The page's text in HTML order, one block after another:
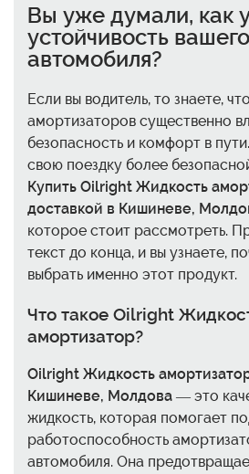
Вы уже думали, как
устойчивость вашего
автомобиля?
Если вы водитель, то знаете,
амортизаторов существенно
безопасность и комфорт в
свою поездку более
Купить Oilright Жидкость
доставкой в Кишиневе,
которое стоит рассмотреть.
текст до конца, и вы узнаете,
выбрать именно этот продукт.
Что такое Oilright
амортизатор?
Oilright Жидкость
Кишиневе, Молдова — это
жидкость, которая помогает
работоспособность
автомобиля. Она